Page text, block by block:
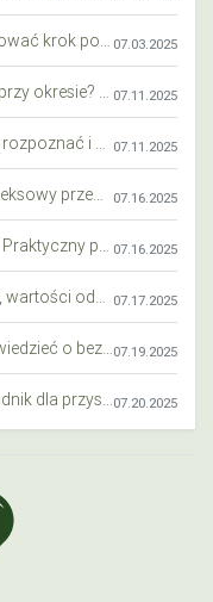
07.03.2025
07.11.2025
07.11.2025
07.16.2025
07.16.2025
07.17.2025
07.19.2025
07.20.2025